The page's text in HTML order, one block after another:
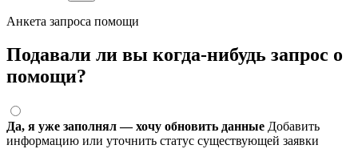
Анкета запроса помощи
Подавали ли вы когда-нибудь запрос о
помощи?
Да, я уже заполнял — хочу обновить данные Добавить
информацию или уточнить статус существующей заявки